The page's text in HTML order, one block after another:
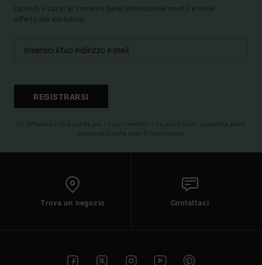
Iscriviti e sarai al corrente delle ultimissime novità e delle
offerte più esclusive.
REGISTRARSI
(*) Offerta on-line valida per i nuovi membri - Le condizioni complete sono
disponibili nella mail di benvenuto
Trova un negozio Contattaci